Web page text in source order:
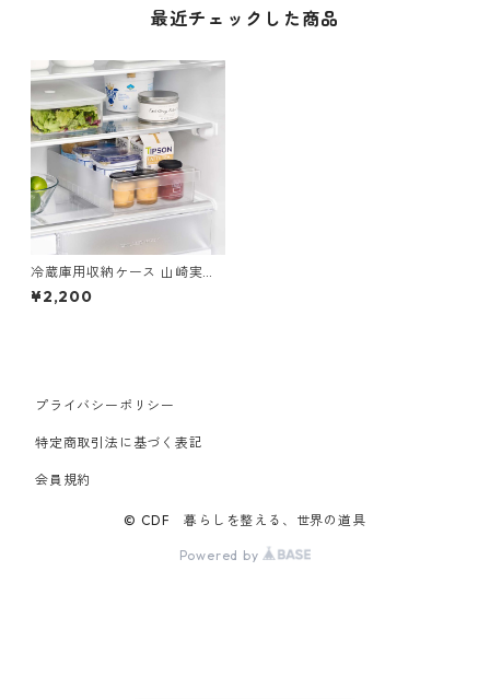
最近チェックした商品
冷蔵庫用収納ケース 山崎実業
tower タワー 冷蔵庫中収納ケ
ース L 仕切り付き 1477 ホワイ
¥2,200
プライバシーポリシー
特定商取引法に基づく表記
会員規約
© CDF 暮らしを整える、世界の道具
Powered by